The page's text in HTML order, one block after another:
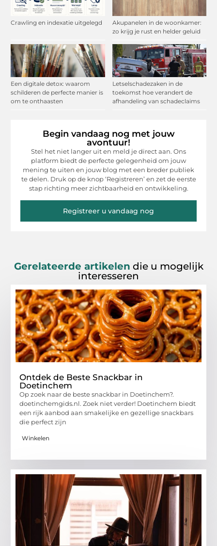
Crawling en indexatie uitgelegd
Akupanelen in de woonkamer:
zo krijg je rust en helder geluid
Een digitale detox: waarom
schilderen de perfecte manier is
om te onthaasten
Letselschadezaken in de
toekomst hoe verandert de
afhandeling van schadeclaims
Begin vandaag nog met jouw
avontuur!
Stel het niet langer uit en meld je direct aan. Ons
platform biedt de perfecte gelegenheid om jouw
mening te uiten en jouw blog met een breder publiek
te delen. Druk op de knop ‘Registreren’ en zet de eerste
stap richting meer zichtbaarheid en ontwikkeling.
Registreer u vandaag nog
Gerelateerde artikelen die u mogelijk
interesseren
Ontdek de Beste Snackbar in
Doetinchem
Op zoek naar de beste snackbar in Doetinchem?.
doetinchemgids.nl. Zoek niet verder! Doetinchem biedt
een rijk aanbod aan smakelijke en gezellige snackbars
die perfect zijn
Winkelen